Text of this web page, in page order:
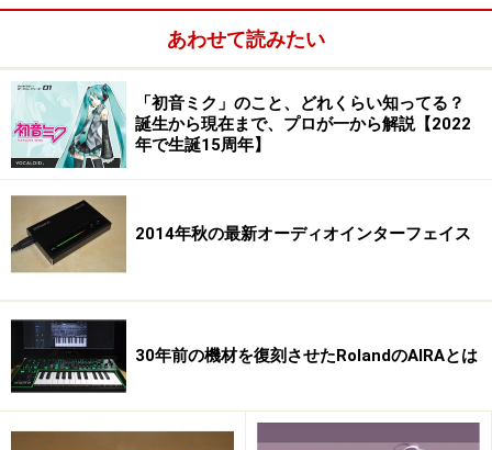
あわせて読みたい
「初音ミク」のこと、どれくらい知ってる？
誕生から現在まで、プロが一から解説【2022
年で生誕15周年】
2014年秋の最新オーディオインターフェイス
30年前の機材を復刻させたRolandのAIRAとは